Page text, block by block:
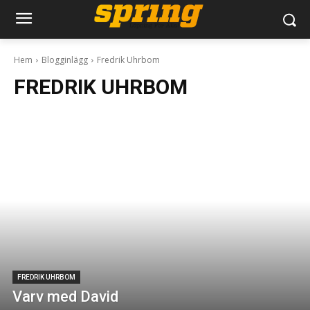
Hem Blogginlägg Fredrik Uhrbom
FREDRIK UHRBOM
FREDRIK UHRBOM
Varv med David